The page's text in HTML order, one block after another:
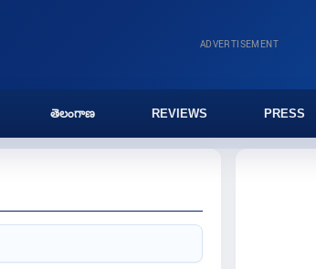
ADVERTISEMENT
తెలంగాణ REVIEWS PRESS